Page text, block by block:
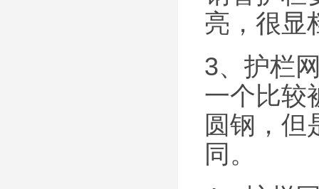
亮，很显
3、护栏
一个比较
圆钢，但
同。